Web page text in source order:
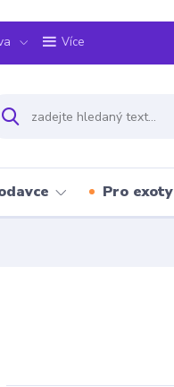
Více
Pro exoty